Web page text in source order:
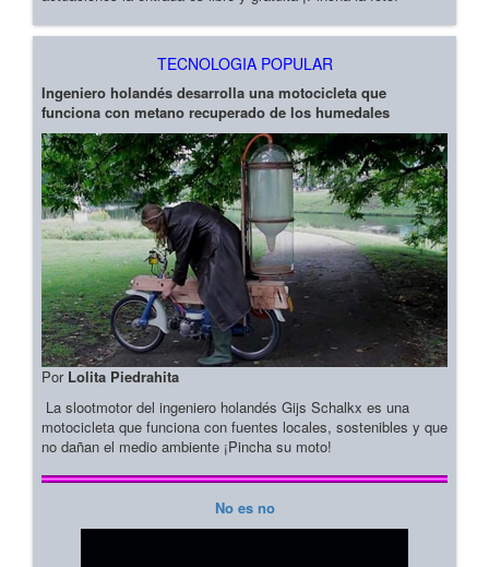
TECNOLOGIA POPULAR
Ingeniero holandés desarrolla una motocicleta que
funciona con metano recuperado de los humedales
Por Lolita Piedrahita
La slootmotor del ingeniero holandés Gijs Schalkx es una
motocicleta que funciona con fuentes locales, sostenibles y que
no dañan el medio ambiente ¡Pincha su moto!
No es no